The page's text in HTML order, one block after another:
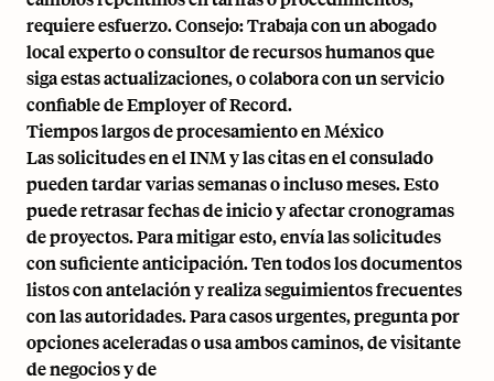
requiere esfuerzo. Consejo: Trabaja con un abogado
local experto o consultor de recursos humanos que
siga estas actualizaciones, o colabora con un servicio
confiable de Employer of Record.
Tiempos largos de procesamiento en México
Las solicitudes en el INM y las citas en el consulado
pueden tardar varias semanas o incluso meses. Esto
puede retrasar fechas de inicio y afectar cronogramas
de proyectos. Para mitigar esto, envía las solicitudes
con suficiente anticipación. Ten todos los documentos
listos con antelación y realiza seguimientos frecuentes
con las autoridades. Para casos urgentes, pregunta por
opciones aceleradas o usa ambos caminos, de visitante
de negocios y de